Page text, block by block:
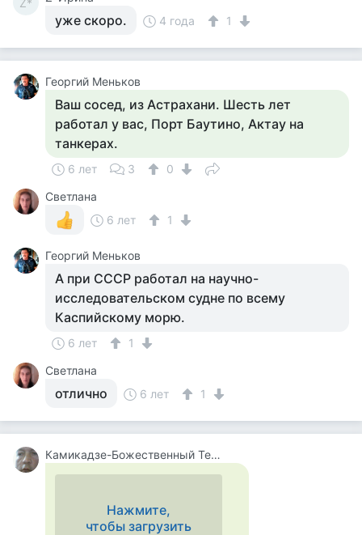
Z*
уже скоро. 4 года 1
Георгий Меньков
Ваш сосед, из Астрахани. Шесть лет
работал у вас, Порт Баутино, Актау на
танкерах.
6 лет 3
0
Светлана
6 лет
1
Георгий Меньков
А при СССР работал на научно-
исследовательском судне по всему
Каспийскому морю.
6 лет
1
Светлана
отлично 6 лет 1
Камикадзе-Божественный Теплый Ветерок
Нажмите,
чтобы загрузить